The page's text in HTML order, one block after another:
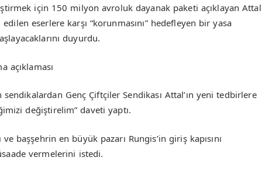
için 150 milyon avroluk dayanak paketi açıklayan Attal
eserlere karşı “korunmasını” hedefleyen bir yasa
duyurdu.
açıklaması
Genç Çiftçiler Sendikası Attal’ın yeni tedbirlere
değiştirelim” daveti yaptı.
başşehrin en büyük pazarı Rungis’in giriş kapısını
vermelerini istedi.